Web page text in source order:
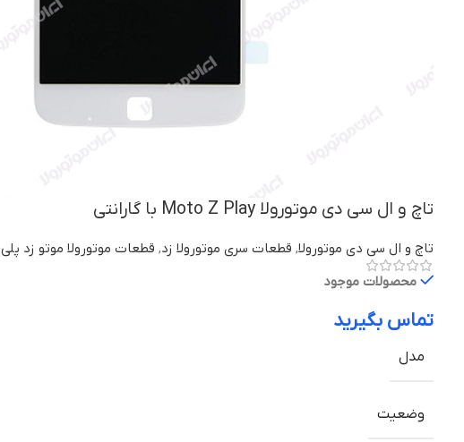
تاچ و ال سی دی موتورولا Moto Z Play با گارانتی
تاچ و ال سی دی موتورولا, قطعات سری موتورولا زد, قطعات موتورولا موتو زد پلی
محصولات موجود
تماس بگیرید
مدل
وضعیت